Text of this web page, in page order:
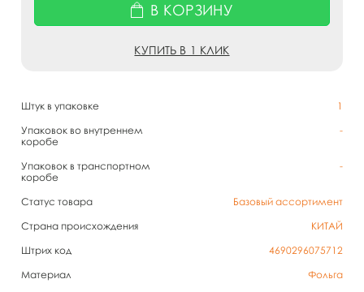
Штук в упаковке
1
Упаковок во внутреннем
коробе
-
Упаковок в транспортном
коробе
-
Статус товара
Базовый ассортимент
Страна происхождения
КИТАЙ
Штрих код
4690296075712
Материал
Фольга
В КОРЗИНУ
КУПИТЬ В 1 КЛИК